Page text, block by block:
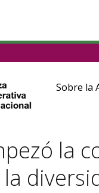
Sobre la
la